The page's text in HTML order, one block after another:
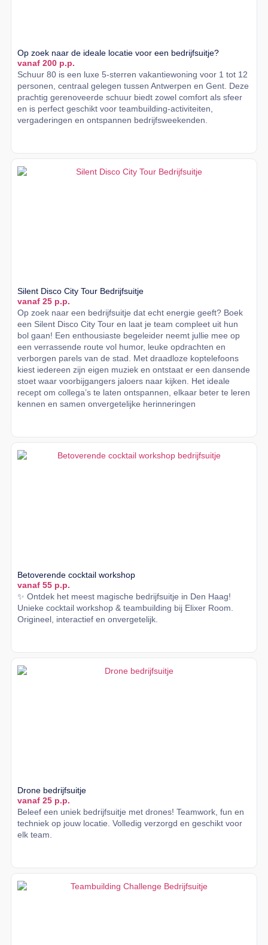
Op zoek naar de ideale locatie voor een bedrijfsuitje?
vanaf 200 p.p.
Schuur 80 is een luxe 5-sterren vakantiewoning voor 1 tot 12
personen, centraal gelegen tussen Antwerpen en Gent. Deze
prachtig gerenoveerde schuur biedt zowel comfort als sfeer
en is perfect geschikt voor teambuilding-activiteiten,
vergaderingen en ontspannen bedrijfsweekenden.
Silent Disco City Tour Bedrijfsuitje
vanaf 25 p.p.
Op zoek naar een bedrijfsuitje dat echt energie geeft? Boek
een Silent Disco City Tour en laat je team compleet uit hun
bol gaan! Een enthousiaste begeleider neemt jullie mee op
een verrassende route vol humor, leuke opdrachten en
verborgen parels van de stad. Met draadloze koptelefoons
kiest iedereen zijn eigen muziek en ontstaat er een dansende
stoet waar voorbijgangers jaloers naar kijken. Het ideale
recept om collega’s te laten ontspannen, elkaar beter te leren
kennen en samen onvergetelijke herinneringen
Betoverende cocktail workshop
vanaf 55 p.p.
✨ Ontdek het meest magische bedrijfsuitje in Den Haag!
Unieke cocktail workshop & teambuilding bij Elixer Room.
Origineel, interactief en onvergetelijk.
Drone bedrijfsuitje
vanaf 25 p.p.
Beleef een uniek bedrijfsuitje met drones! Teamwork, fun en
techniek op jouw locatie. Volledig verzorgd en geschikt voor
elk team.